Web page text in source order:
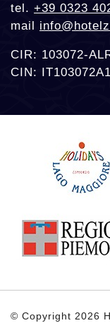
tel. +39 0323
mail
CIR: 103072-
CIN:
© Copyright 2026